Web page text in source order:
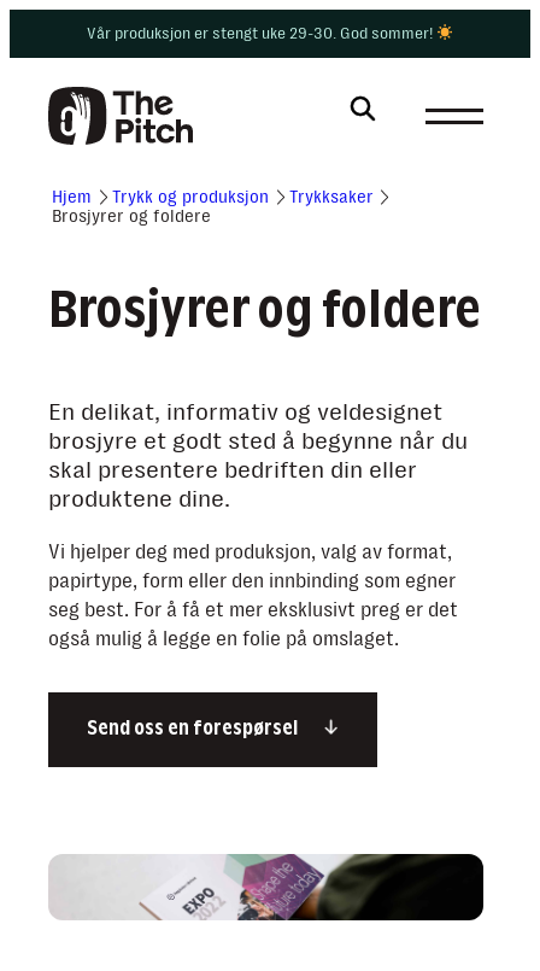
Vår produksjon er stengt uke 29-30. God sommer!
Hjem Trykk og produksjon
Trykksaker
Brosjyrer og foldere
Brosjyrer og foldere
En delikat, informativ og veldesignet
brosjyre et godt sted å begynne når du
skal presentere bedriften din eller
produktene dine.
Vi hjelper deg med produksjon, valg av format,
papirtype, form eller den innbinding som egner
seg best. For å få et mer eksklusivt preg er det
også mulig å legge en folie på omslaget.
Send oss en forespørsel